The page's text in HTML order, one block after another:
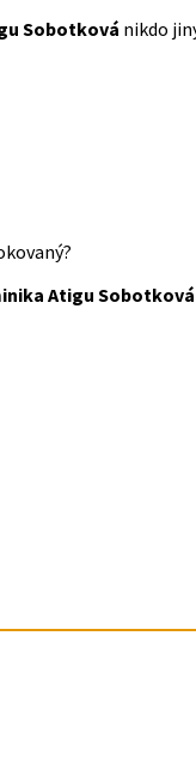
Sobotková nikdo
Atigu Sobotková